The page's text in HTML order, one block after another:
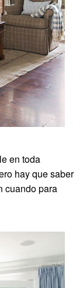
en toda
hay que saber
cuando para